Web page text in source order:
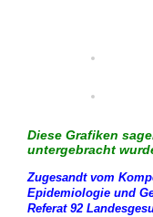
Diese Grafiken
untergebracht
Zugesandt vom
Epidemiologie und
Referat 92